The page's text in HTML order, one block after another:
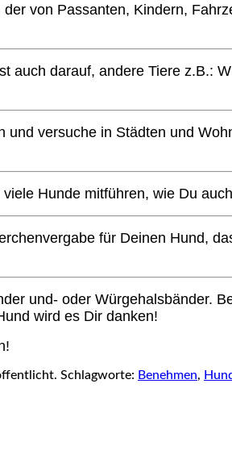
von Passanten, Kindern,
auch darauf, andere Tiere z.B.:
versuche in Städten und
Hunde mitführen, wie Du
für Deinen Hund,
und- oder Würgehalsbänder.
wird es Dir danken!
Schlagworte: Benehmen,